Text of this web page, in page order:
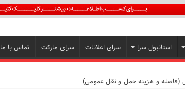
استانبول سرا سرای اعلانات سرای مارکت تماس با ما
(فاصله و هزینه حمل و نقل عمومی)